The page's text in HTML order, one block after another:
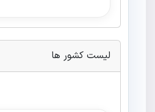
لیست کشور ها